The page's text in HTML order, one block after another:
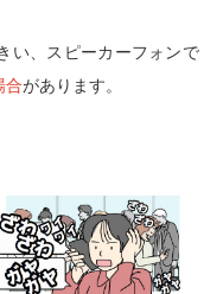
い、スピーカーフォンで
合があります。